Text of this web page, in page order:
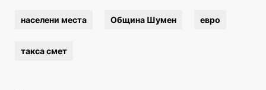
населени места Община Шумен евро
такса смет